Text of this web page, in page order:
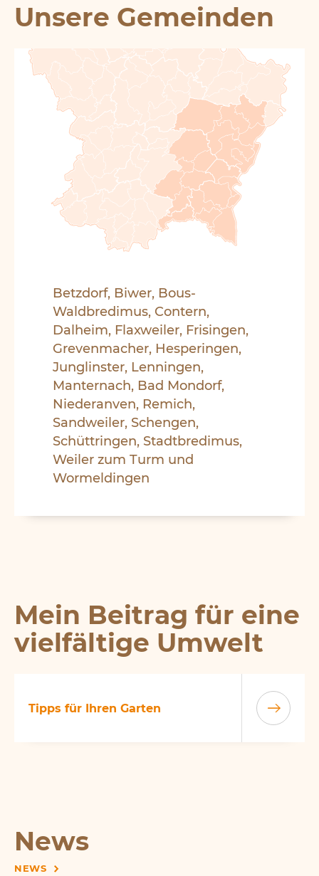
Unsere Gemeinden
Betzdorf, Biwer, Bous-
Waldbredimus, Contern,
Dalheim, Flaxweiler, Frisingen,
Grevenmacher, Hesperingen,
Junglinster, Lenningen,
Manternach, Bad Mondorf,
Niederanven, Remich,
Sandweiler, Schengen,
Schüttringen, Stadtbredimus,
Weiler zum Turm und
Wormeldingen
Mein Beitrag für eine
vielfältige Umwelt
Tipps für Ihren Garten
News
NEWS